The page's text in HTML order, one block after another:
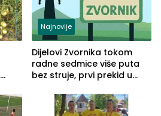
Najnovije
Dijelovi Zvornika tokom
radne sedmice više puta
bez struje, prvi prekid u